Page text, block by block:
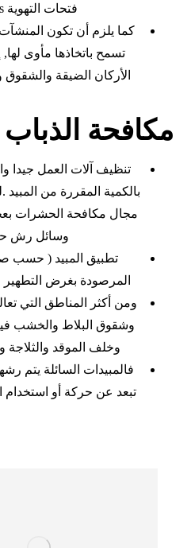
فتحات التهوية Ventilation vents.
كما يلزم أن تكون
تسمح باتخاذها مأوى
الأركان الضيقة والشقوق
مكافحة
تنظيف آلات العمل جيدا
بالكمية المقررة من
مجال مكافحة الحشرات
وسائل رش
تطبيق المبيد ( حسب
المرصودة بغرض
ومن أكثر المناطق التي
وشقوق البلاط والخشب
وخلف الموقد والثلاجة
فالمبيدات السائلة يتم
تبعد عن حركة أو استخدام